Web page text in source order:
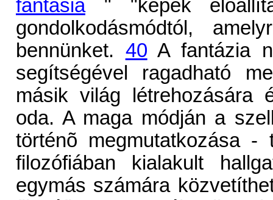
fantasia" "képek
gondolkodásmódtól,
bennünket. 40 A fantázia
segítségével ragadható
másik világ létrehozására
oda. A maga módján a
történõ megmutatkozása
filozófiában kialakult
egymás számára